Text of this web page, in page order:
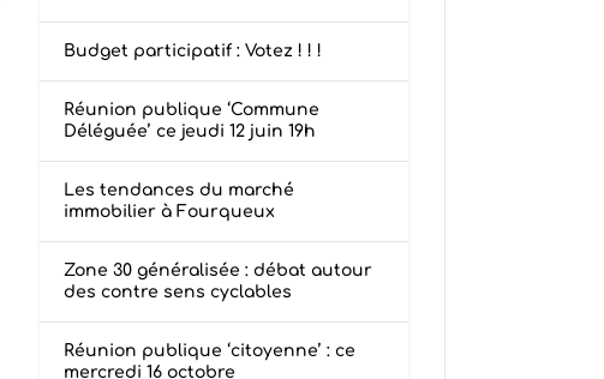
Budget participatif : Votez ! ! !
Réunion publique ‘Commune
Déléguée’ ce jeudi 12 juin 19h
Les tendances du marché
immobilier à Fourqueux
Zone 30 généralisée : débat autour
des contre sens cyclables
Réunion publique ‘citoyenne’ : ce
mercredi 16 octobre